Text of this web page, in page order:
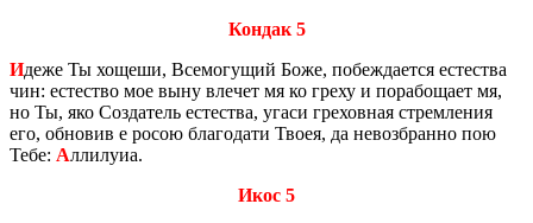
Кондак 5
Идеже Ты хо­ще­ши, Все­мо­гу­щий Боже, по­беж­да­ет­ся есте­ства
чин: есте­ство мое выну вле­чет мя ко греху и по­ра­бо­ща­ет мя,
но Ты, яко Со­зда­тель есте­ства, угаси гре­хов­ная стрем­ле­ния
его, об­но­вив е росою бла­го­да­ти Твоея, да невоз­бран­но пою
Teбе: Алли­лу­иа.
Икос 5